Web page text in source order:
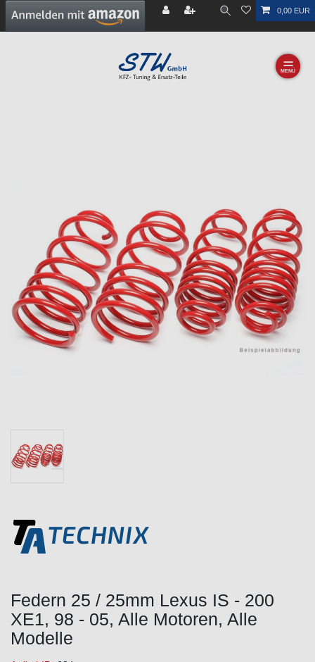
0,00 EUR
☰
Federn 25 / 25mm Lexus IS - 200
XE1, 98 - 05, Alle Motoren, Alle
Modelle